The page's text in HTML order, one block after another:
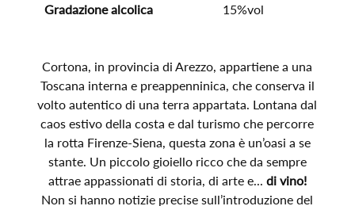
Gradazione alcolica
15%vol
Cortona, in provincia di Arezzo, appartiene a una
Toscana interna e preappenninica, che conserva il
volto autentico di una terra appartata. Lontana dal
caos estivo della costa e dal turismo che percorre
la rotta Firenze-Siena, questa zona è un’oasi a se
stante. Un piccolo gioiello ricco che da sempre
attrae appassionati di storia, di arte e... di vino!
Non si hanno notizie precise sull’introduzione del